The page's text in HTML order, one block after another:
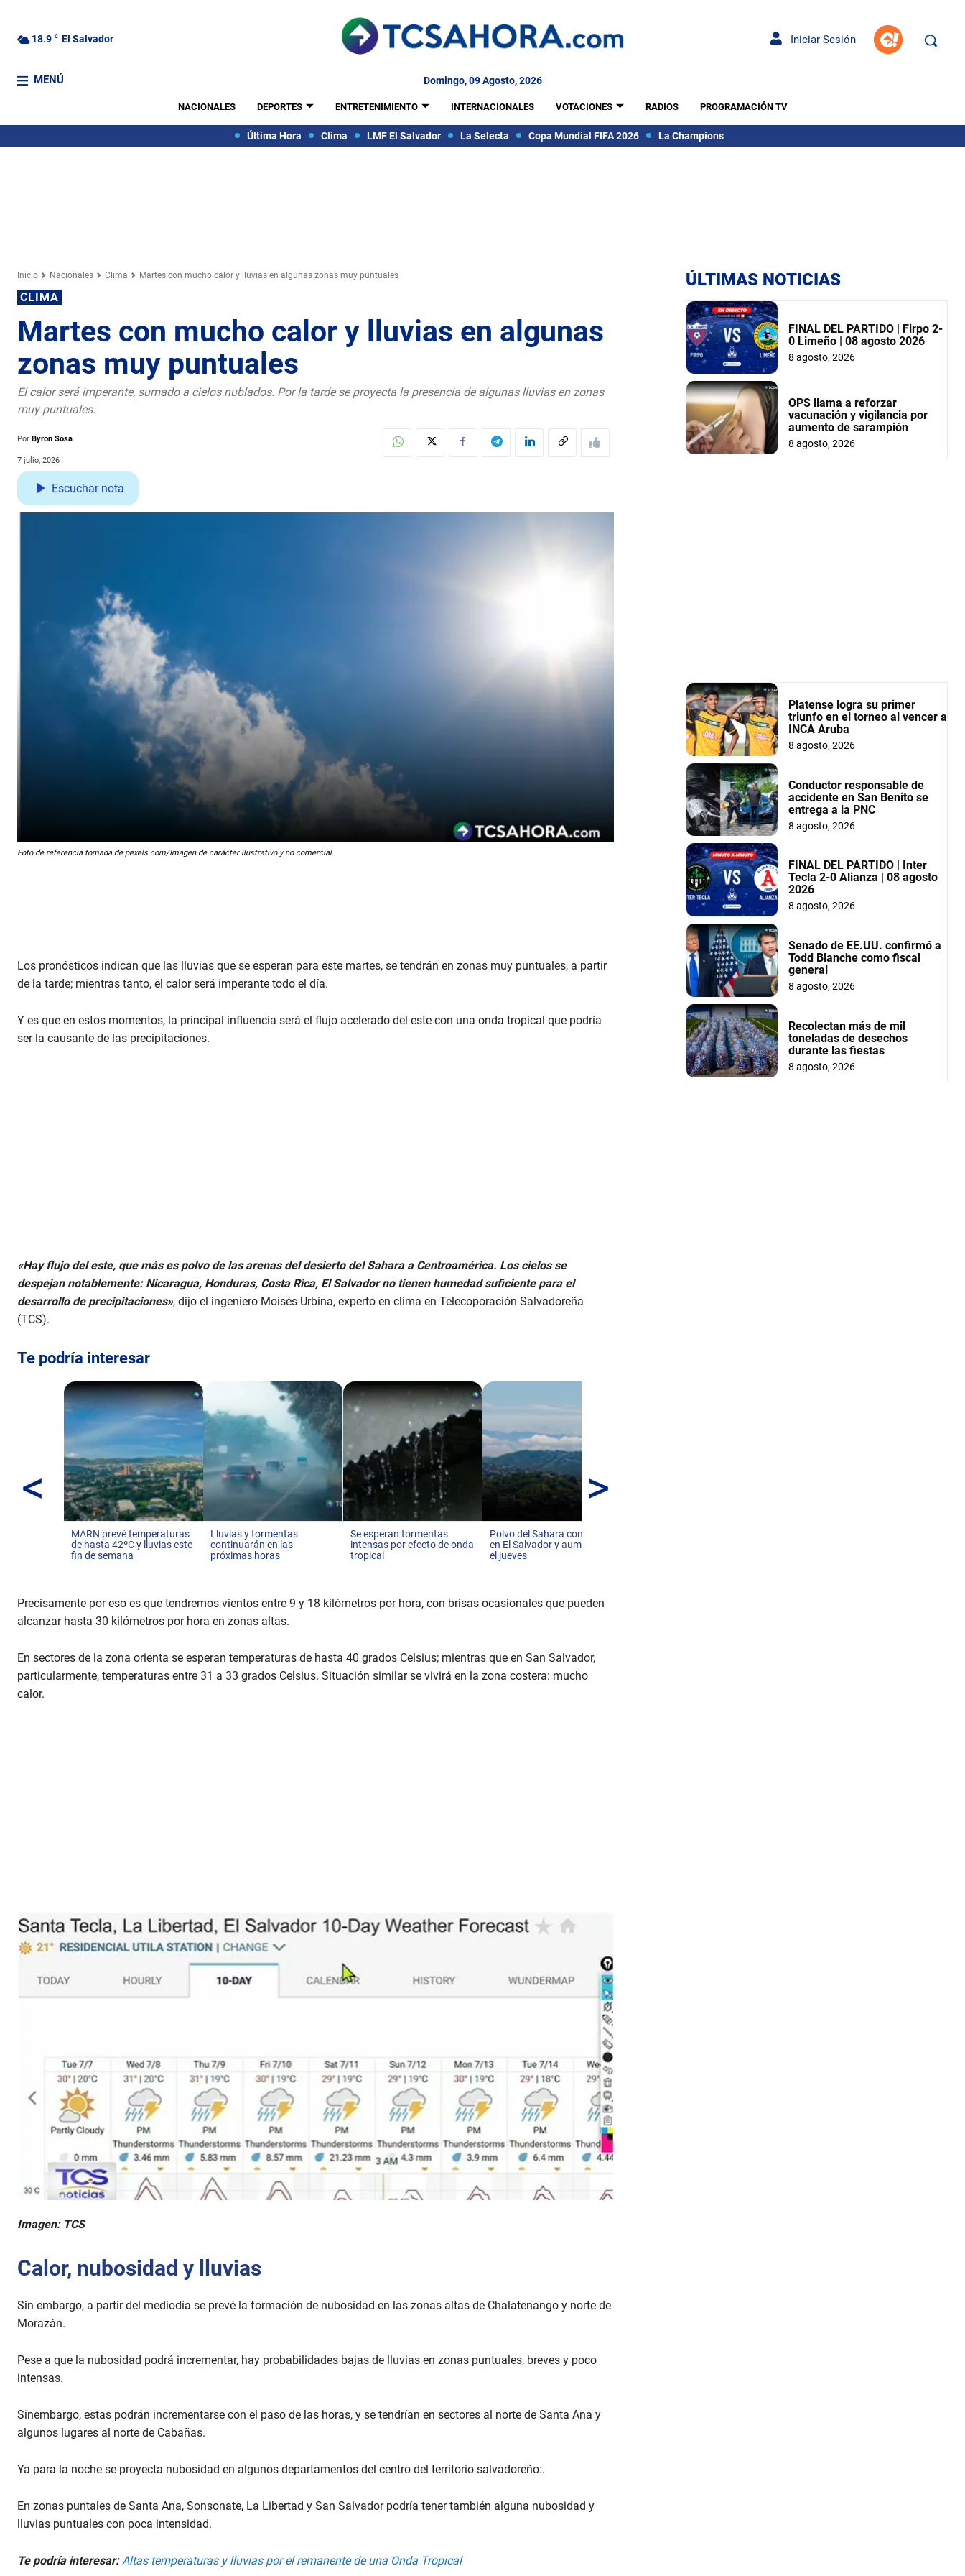
18.9 C El Salvador Iniciar Sesión
MENÚ Domingo, 09 Agosto, 2026
NACIONALES DEPORTES ENTRETENIMIENTO INTERNACIONALES VOTACIONES RADIOS PROGRAMACIÓN TV
Última Hora Clima LMF El Salvador La Selecta Copa Mundial FIFA 2026 La Champions
Inicio Nacionales Clima Martes con mucho calor y lluvias en algunas zonas muy puntuales
CLIMA
Martes con mucho calor y lluvias en algunas
zonas muy puntuales
El calor será imperante, sumado a cielos nublados. Por la tarde se proyecta la presencia de algunas lluvias en zonas
muy puntuales.
Por Byron Sosa
7 julio, 2026
Escuchar nota
Foto de referencia tomada de pexels.com/Imagen de carácter ilustrativo y no comercial.
Los pronósticos indican que las lluvias que se esperan para este martes, se tendrán en zonas muy puntuales, a partir
de la tarde; mientras tanto, el calor será imperante todo el día.
Y es que en estos momentos, la principal influencia será el flujo acelerado del este con una onda tropical que podría
ser la causante de las precipitaciones.
«Hay flujo del este, que más es polvo de las arenas del desierto del Sahara a Centroamérica. Los cielos se
despejan notablemente: Nicaragua, Honduras, Costa Rica, El Salvador no tienen humedad suficiente para el
desarrollo de precipitaciones», dijo el ingeniero Moisés Urbina, experto en clima en Telecoporación Salvadoreña
(TCS).
Te podría interesar
<
MARN prevé temperaturas
de hasta 42ºC y lluvias este
fin de semana
Lluvias y tormentas
continuarán en las
próximas horas
Se esperan tormentas
intensas por efecto de onda
tropical
Polvo del Sahara continúa
en El Salvador y aumentará
el jueves
>
Precisamente por eso es que tendremos vientos entre 9 y 18 kilómetros por hora, con brisas ocasionales que pueden
alcanzar hasta 30 kilómetros por hora en zonas altas.
En sectores de la zona orienta se esperan temperaturas de hasta 40 grados Celsius; mientras que en San Salvador,
particularmente, temperaturas entre 31 a 33 grados Celsius. Situación similar se vivirá en la zona costera: mucho
calor.
Imagen: TCS
Calor, nubosidad y lluvias
Sin embargo, a partir del mediodía se prevé la formación de nubosidad en las zonas altas de Chalatenango y norte de
Morazán.
Pese a que la nubosidad podrá incrementar, hay probabilidades bajas de lluvias en zonas puntuales, breves y poco
intensas.
Sinembargo, estas podrán incrementarse con el paso de las horas, y se tendrían en sectores al norte de Santa Ana y
algunos lugares al norte de Cabañas.
Ya para la noche se proyecta nubosidad en algunos departamentos del centro del territorio salvadoreño:.
En zonas puntales de Santa Ana, Sonsonate, La Libertad y San Salvador podría tener también alguna nubosidad y
lluvias puntuales con poca intensidad.
Te podría interesar: Altas temperaturas y lluvias por el remanente de una Onda Tropical
ÚLTIMAS NOTICIAS
FINAL DEL PARTIDO | Firpo 2-
0 Limeño | 08 agosto 2026
8 agosto, 2026
OPS llama a reforzar
vacunación y vigilancia por
aumento de sarampión
8 agosto, 2026
Platense logra su primer
triunfo en el torneo al vencer a
INCA Aruba
8 agosto, 2026
Conductor responsable de
accidente en San Benito se
entrega a la PNC
8 agosto, 2026
FINAL DEL PARTIDO | Inter
Tecla 2-0 Alianza | 08 agosto
2026
8 agosto, 2026
Senado de EE.UU. confirmó a
Todd Blanche como fiscal
general
8 agosto, 2026
Recolectan más de mil
toneladas de desechos
durante las fiestas
8 agosto, 2026